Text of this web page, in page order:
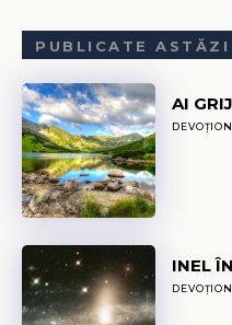
PUBLICATE ASTĂZI
AI
INEL